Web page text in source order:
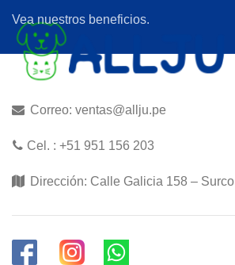
Vea nuestros beneficios.
Correo: ventas@allju.pe
Cel. : +51 951 156 203
Dirección: Calle Galicia 158 – Surco